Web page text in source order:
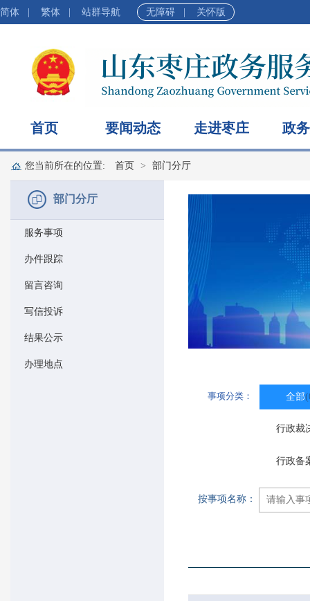
简体 繁体 站群导航 无障碍 关怀版
首页 要闻动态 走进枣庄 政
您当前所在的位置: 首页 部门分厅
部门分厅
服务事项
办件跟踪
留言咨询
写信投诉
结果公示
办理地点
事项分类： 全部
行政裁
行政备
按事项名称：